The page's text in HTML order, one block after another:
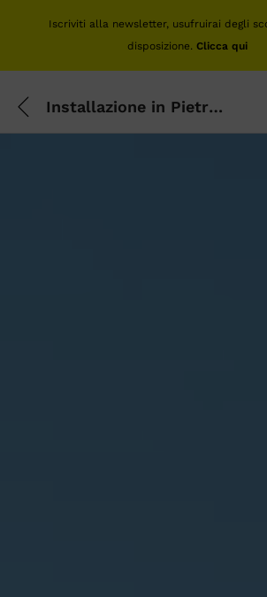
Installazione in Pietra Solare nel Salento
Iscriviti alla newsletter, usufruirai degli
disposizione. Clicca qui